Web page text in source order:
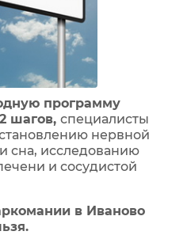
программу
шагов, специалисты
нервной
сна, исследованию
и сосудистой
в Иваново